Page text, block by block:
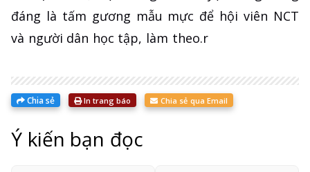
đáng là tấm gương mẫu mực để hội viên NCT
và người dân học tập, làm theo.r
Chia sẻ In trang báo Chia sẻ qua Email
Ý kiến bạn đọc